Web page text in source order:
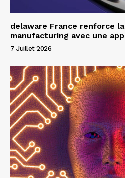
delaware France renforce
manufacturing avec une
7 Juillet 2026